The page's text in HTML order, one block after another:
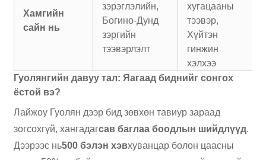
Хамгийн
сайн нь
зэрэглэлийн,
Богино-Дунд
зэргийн
тээвэрлэлт
хугацааны
тээвэр,
Хүйтэн
гинжин
хэлхээ
Гуолянгийн давуу тал: Яагаад биднийг сонгох
ёстой вэ?
Лайжоу Гуолян дээр бид зөвхөн тавиур зараад
зогсохгүй, хангадагсав баглаа боодлын шийдлүүд.
Дээрээс нь500 бэлэн хэвхуванцар болон цаасны